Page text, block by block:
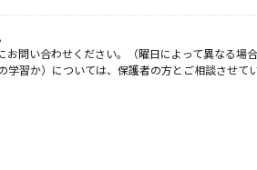
問い合わせください。（曜日によって異なる場
習か）については、保護者の方とご相談させて